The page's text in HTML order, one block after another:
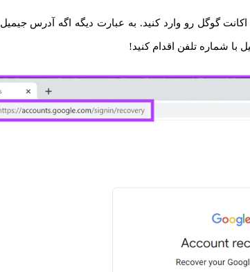
گوگل رو وارد کنید. به عبارت دیگه اگه آدرس جیمیل
با شماره تلفن اقدام کنید!